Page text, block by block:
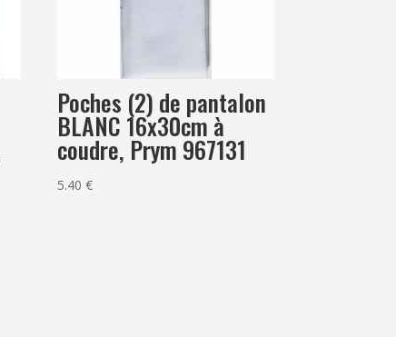
Poches (2) de pantalon
BLANC 16x30cm à
coudre, Prym 967131
5.40€